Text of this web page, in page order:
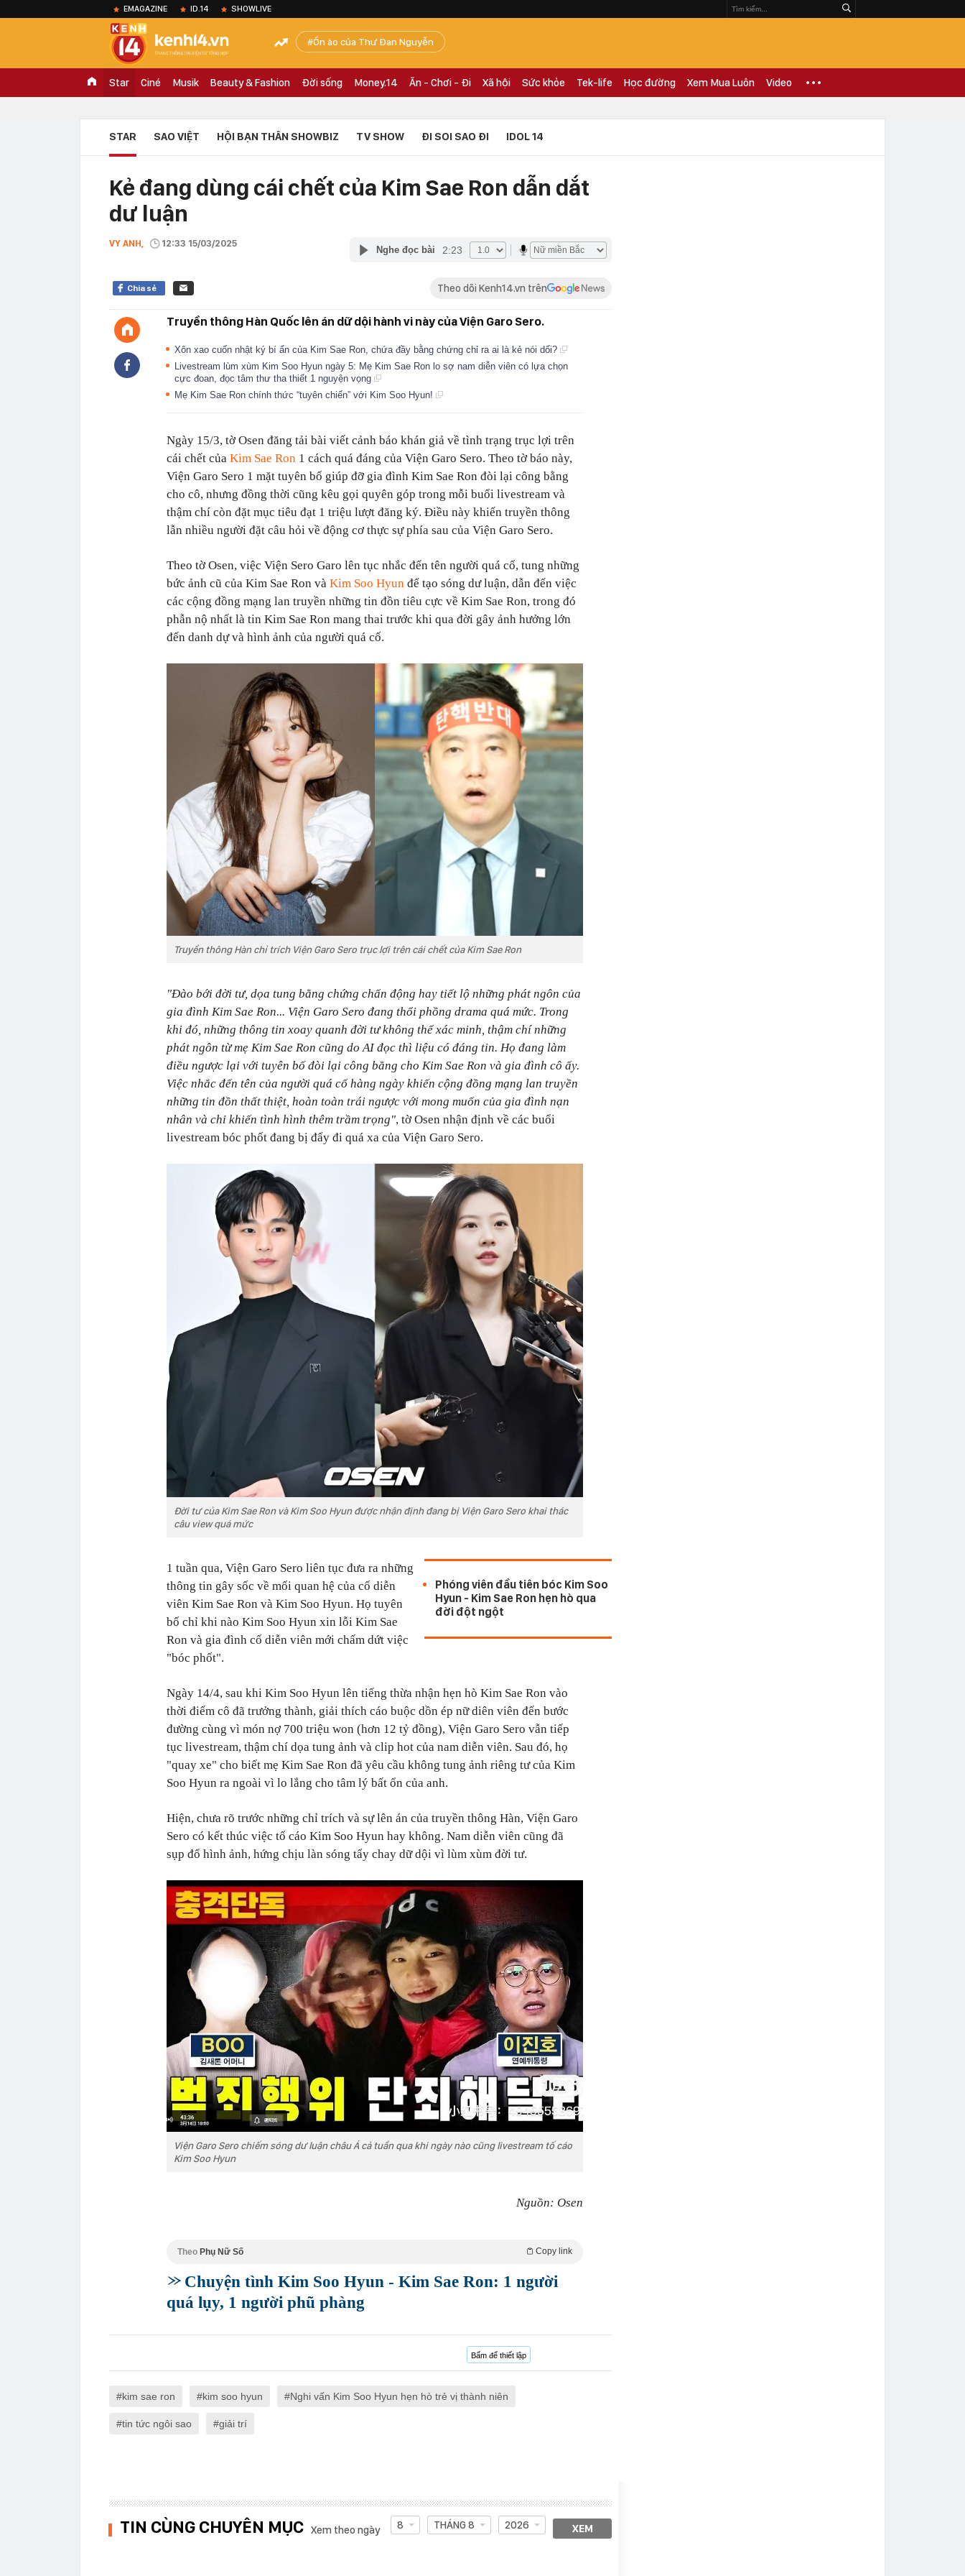
EMAGAZINE ID.14 SHOWLIVE
Ồn ào của Thư Đan Nguyễn
Star Ciné Musik Beauty & Fashion Đời sống Money.14 Ăn - Chơi - Đi Xã hội Sức khỏe Tek-life Học đường Xem Mua Luôn Video
STAR SAO VIỆT HỘI BẠN THÂN SHOWBIZ TV SHOW ĐI SOI SAO ĐI IDOL 14
Kẻ đang dùng cái chết của Kim Sae Ron dẫn dắt
dư luận
VY ANH, 12:33 15/03/2025
Nghe đọc bài 2:23
Chia sẻ Theo dõi Kenh14.vn trên
Truyền thông Hàn Quốc lên án dữ dội hành vi này của Viện Garo Sero.
Xôn xao cuốn nhật ký bí ẩn của Kim Sae Ron, chứa đầy bằng chứng chỉ ra ai là kẻ nói dối?
Livestream lùm xùm Kim Soo Hyun ngày 5: Mẹ Kim Sae Ron lo sợ nam diễn viên có lựa chọn
cực đoan, đọc tâm thư tha thiết 1 nguyện vọng
Mẹ Kim Sae Ron chính thức “tuyên chiến” với Kim Soo Hyun!
Ngày 15/3, tờ Osen đăng tải bài viết cảnh báo khán giả về tình trạng trục lợi trên
cái chết của Kim Sae Ron 1 cách quá đáng của Viện Garo Sero. Theo tờ báo này,
Viện Garo Sero 1 mặt tuyên bố giúp đỡ gia đình Kim Sae Ron đòi lại công bằng
cho cô, nhưng đồng thời cũng kêu gọi quyên góp trong mỗi buổi livestream và
thậm chí còn đặt mục tiêu đạt 1 triệu lượt đăng ký. Điều này khiến truyền thông
lẫn nhiều người đặt câu hỏi về động cơ thực sự phía sau của Viện Garo Sero.
Theo tờ Osen, việc Viện Sero Garo lên tục nhắc đến tên người quá cố, tung những
bức ảnh cũ của Kim Sae Ron và Kim Soo Hyun để tạo sóng dư luận, dẫn đến việc
các cộng đồng mạng lan truyền những tin đồn tiêu cực về Kim Sae Ron, trong đó
phẫn nộ nhất là tin Kim Sae Ron mang thai trước khi qua đời gây ảnh hưởng lớn
đến danh dự và hình ảnh của người quá cố.
Truyền thông Hàn chỉ trích Viện Garo Sero trục lợi trên cái chết của Kim Sae Ron
"Đào bới đời tư, dọa tung bằng chứng chấn động hay tiết lộ những phát ngôn của
gia đình Kim Sae Ron... Viện Garo Sero đang thổi phồng drama quá mức. Trong
khi đó, những thông tin xoay quanh đời tư không thể xác minh, thậm chí những
phát ngôn từ mẹ Kim Sae Ron cũng do AI đọc thì liệu có đáng tin. Họ đang làm
điều ngược lại với tuyên bố đòi lại công bằng cho Kim Sae Ron và gia đình cô ấy.
Việc nhắc đến tên của người quá cố hàng ngày khiến cộng đồng mạng lan truyền
những tin đồn thất thiệt, hoàn toàn trái ngược với mong muốn của gia đình nạn
nhân và chỉ khiến tình hình thêm trầm trọng", tờ Osen nhận định về các buổi
livestream bóc phốt đang bị đẩy đi quá xa của Viện Garo Sero.
Đời tư của Kim Sae Ron và Kim Soo Hyun được nhận định đang bị Viện Garo Sero khai thác
câu view quá mức
Phóng viên đầu tiên bóc Kim Soo
Hyun - Kim Sae Ron hẹn hò qua
đời đột ngột
1 tuần qua, Viện Garo Sero liên tục đưa ra những
thông tin gây sốc về mối quan hệ của cố diễn
viên Kim Sae Ron và Kim Soo Hyun. Họ tuyên
bố chỉ khi nào Kim Soo Hyun xin lỗi Kim Sae
Ron và gia đình cố diễn viên mới chấm dứt việc
"bóc phốt".
Ngày 14/4, sau khi Kim Soo Hyun lên tiếng thừa nhận hẹn hò Kim Sae Ron vào
thời điểm cô đã trưởng thành, giải thích cáo buộc dồn ép nữ diên viên đến bước
đường cùng vì món nợ 700 triệu won (hơn 12 tỷ đồng), Viện Garo Sero vẫn tiếp
tục livestream, thậm chí dọa tung ảnh và clip hot của nam diễn viên. Sau đó, họ
"quay xe" cho biết mẹ Kim Sae Ron đã yêu cầu không tung ảnh riêng tư của Kim
Soo Hyun ra ngoài vì lo lắng cho tâm lý bất ổn của anh.
Hiện, chưa rõ trước những chỉ trích và sự lên án của truyền thông Hàn, Viện Garo
Sero có kết thúc việc tố cáo Kim Soo Hyun hay không. Nam diễn viên cũng đã
sụp đổ hình ảnh, hứng chịu làn sóng tẩy chay dữ dội vì lùm xùm đời tư.
Viện Garo Sero chiếm sóng dư luận châu Á cả tuần qua khi ngày nào cũng livestream tố cáo
Kim Soo Hyun
Nguồn: Osen
Theo Phụ Nữ Số Copy link
Chuyện tình Kim Soo Hyun - Kim Sae Ron: 1 người
quá lụy, 1 người phũ phàng
Bấm để thiết lập
kim sae ron kim soo hyun Nghi vấn Kim Soo Hyun hẹn hò trẻ vị thành niên
tin tức ngôi sao giải trí
TIN CÙNG CHUYÊN MỤC Xem theo ngày 8 THÁNG 8 2026 XEM